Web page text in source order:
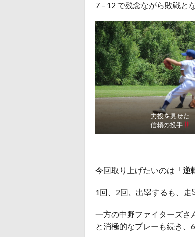
7 – 12 で残念ながら敗戦と
力投を見せた
信頼の投手
今回取り上げたいのは「逆
1回、2回。出塁するも、走
一方の中野ファイターズさ
と消極的なプレーも続き、